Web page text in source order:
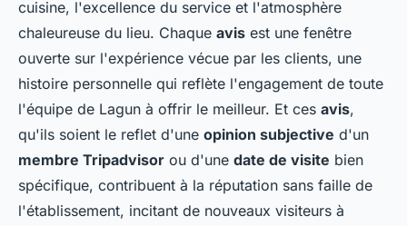
cuisine, l'excellence du service et l'atmosphère
chaleureuse du lieu. Chaque avis est une fenêtre
ouverte sur l'expérience vécue par les clients, une
histoire personnelle qui reflète l'engagement de toute
l'équipe de Lagun à offrir le meilleur. Et ces avis,
qu'ils soient le reflet d'une opinion subjective d'un
membre Tripadvisor ou d'une date de visite bien
spécifique, contribuent à la réputation sans faille de
l'établissement, incitant de nouveaux visiteurs à